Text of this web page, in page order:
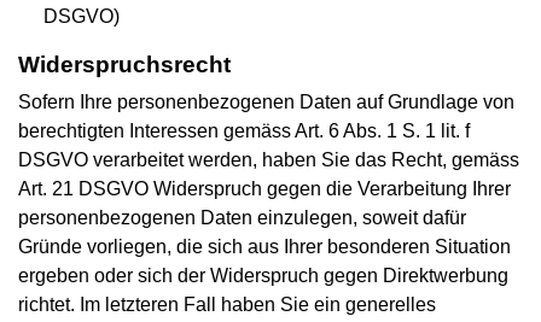
DSGVO)
Widerspruchsrecht
Sofern Ihre personenbezogenen Daten auf Grundlage von
berechtigten Interessen gemäss Art. 6 Abs. 1 S. 1 lit. f
DSGVO verarbeitet werden, haben Sie das Recht, gemäss
Art. 21 DSGVO Widerspruch gegen die Verarbeitung Ihrer
personenbezogenen Daten einzulegen, soweit dafür
Gründe vorliegen, die sich aus Ihrer besonderen Situation
ergeben oder sich der Widerspruch gegen Direktwerbung
richtet. Im letzteren Fall haben Sie ein generelles